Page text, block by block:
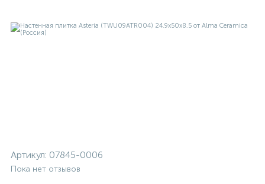
Артикул: 07845-0006
Пока нет отзывов